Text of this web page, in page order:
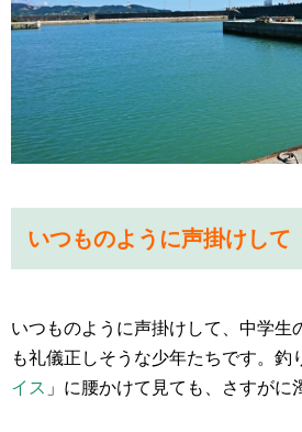
いつものように声掛けして
いつものように声掛けして、中学生
も礼儀正しそうな少年たちです。釣
イス 」に腰かけて見ても、さすがに